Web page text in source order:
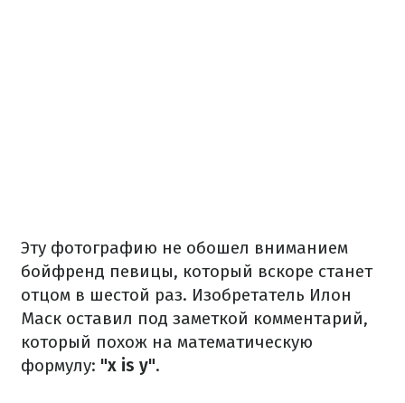
Эту фотографию не обошел вниманием
бойфренд певицы, который вскоре станет
отцом в шестой раз. Изобретатель Илон
Маск оставил под заметкой комментарий,
который похож на математическую
формулу: "x is y".